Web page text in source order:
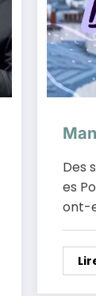
Des
es
ont-